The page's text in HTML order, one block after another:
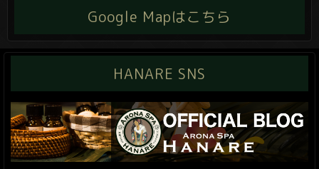
Google Mapはこちら
HANARE SNS